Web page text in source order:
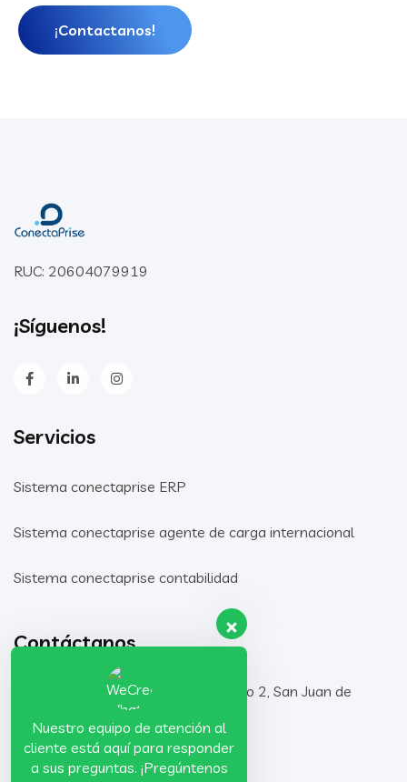
¡Contactanos!
RUC: 20604079919
¡Síguenos!
Servicios
Sistema conectaprise ERP
Sistema conectaprise agente de carga internacional
Sistema conectaprise contabilidad
Contáctanos
Mz C1 Lt 2 AAHH. San Lorenzo 2, San Juan de
Lurigancho, Lima, Perú
974-287-653
Nuestro equipo de atención al
cliente está aquí para responder
a sus preguntas. ¡Pregúntenos